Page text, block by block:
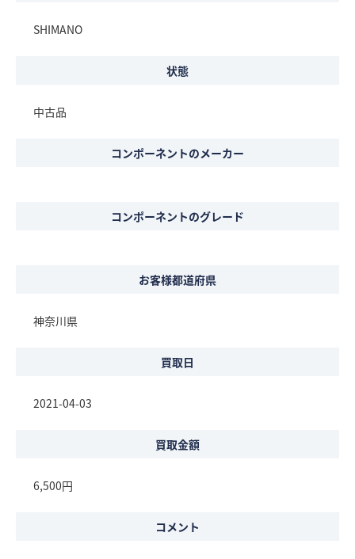
SHIMANO
状態
中古品
コンポーネントのメーカー
コンポーネントのグレード
お客様都道府県
神奈川県
買取日
2021-04-03
買取金額
6,500円
コメント